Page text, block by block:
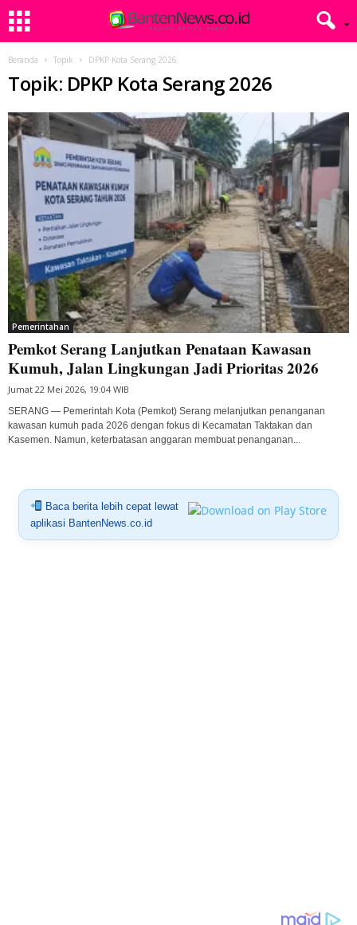
Beranda Topik DPKP Kota Serang 2026
Topik: DPKP Kota Serang 2026
Pemerintahan
Pemkot Serang Lanjutkan Penataan Kawasan
Kumuh, Jalan Lingkungan Jadi Prioritas 2026
Jumat 22 Mei 2026, 19:04 WIB
SERANG — Pemerintah Kota (Pemkot) Serang melanjutkan penanganan
kawasan kumuh pada 2026 dengan fokus di Kecamatan Taktakan dan
Kasemen. Namun, keterbatasan anggaran membuat penanganan...
Baca berita lebih cepat lewat
aplikasi BantenNews.co.id